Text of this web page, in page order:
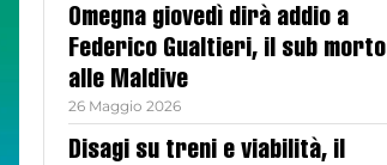
Omegna giovedì dirà addio a
Federico Gualtieri, il sub morto
alle Maldive
26 Maggio 2026
Disagi su treni e viabilità, il